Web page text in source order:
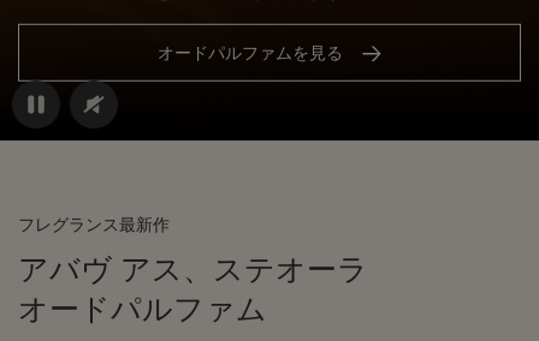
オードパルファムを見る
フレグランス最新作
アバヴ アス、ステオーラ
オードパルファム